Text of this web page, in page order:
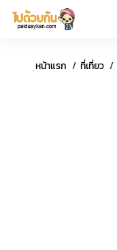
หน้าแรก ที่เที่ยว